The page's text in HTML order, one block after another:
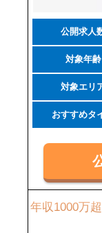
公開求人
対象年齢
対象エリ
おすすめタ
年収1000万